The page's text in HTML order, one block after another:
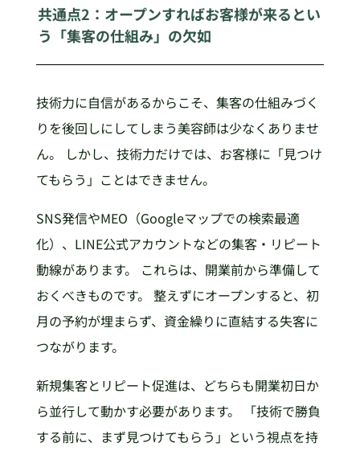
共通点2：オープンすればお客様が来るとい
う「集客の仕組み」の欠如
技術力に自信があるからこそ、集客の仕組みづく
りを後回しにしてしまう美容師は少なくありませ
ん。 しかし、技術力だけでは、お客様に「見つけ
てもらう」ことはできません。
SNS発信やMEO（Googleマップでの検索最適
化）、LINE公式アカウントなどの集客・リピート
動線があります。 これらは、開業前から準備して
おくべきものです。 整えずにオープンすると、初
月の予約が埋まらず、資金繰りに直結する失客に
つながります。
新規集客とリピート促進は、どちらも開業初日か
ら並行して動かす必要があります。 「技術で勝負
する前に、まず見つけてもらう」という視点を持